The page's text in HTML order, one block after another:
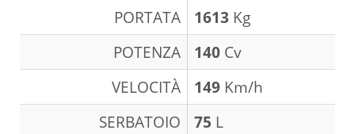
PORTATA
1613 Kg
POTENZA
140 Cv
VELOCITÀ
149 Km/h
SERBATOIO
75 L